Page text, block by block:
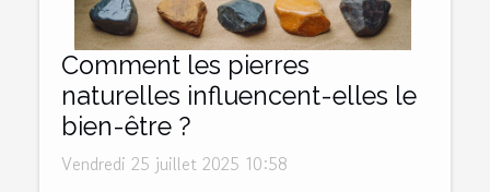
Comment les pierres
naturelles influencent-elles le
bien-être ?
Vendredi 25 juillet 2025 10:58